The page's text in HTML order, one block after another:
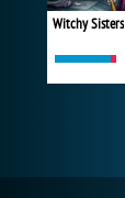
Witchy Sisters